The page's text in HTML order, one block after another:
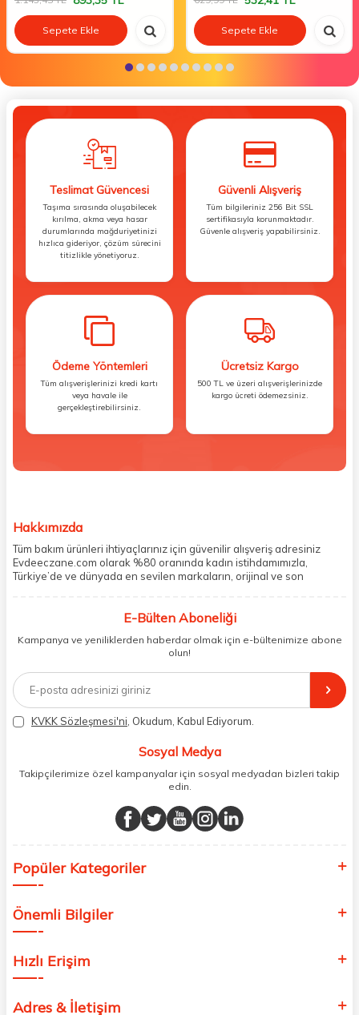
Sepete Ekle Sepete Ekle
Teslimat Güvencesi
Taşıma sırasında oluşabilecek
kırılma, akma veya hasar
durumlarında mağduriyetinizi
hızlıca gideriyor, çözüm sürecini
titizlikle yönetiyoruz.
Güvenli Alışveriş
Tüm bilgileriniz 256 Bit SSL
sertifikasıyla korunmaktadır.
Güvenle alışveriş yapabilirsiniz.
Ödeme Yöntemleri
Tüm alışverişlerinizi kredi kartı
veya havale ile
gerçekleştirebilirsiniz.
Ücretsiz Kargo
500 TL ve üzeri alışverişlerinizde
kargo ücreti ödemezsiniz.
Hakkımızda
Tüm bakım ürünleri ihtiyaçlarınız için güvenilir alışveriş adresiniz
Evdeeczane.com olarak %80 oranında kadın istihdamımızla,
Türkiye’de ve dünyada en sevilen markaların, orijinal ve son
paketliyoruz. Herhangi bir durumdan dolayı olumsuz olarak geri
müşteri temsilcilerimiz aracılığı ile gerekli tüm desteği sağlıyoruz.
2017 yılından bugüne, yüzlerce marka ve binlerce ürün seçeneğini
doğrudan markalardan ya da markaların yetkili Türkiye
distribütörlerinden faturalı olarak tedarik ediyor ve müşterilerimize
aynı şekilde faturalı ve orijinal ambalajlarda gönderim sağlıyoruz.
Paketleme sürecinde geri dönüştürülebilir malzemeler kullanarak
atık oranımızı en aza indiriyor ve daha yaşanabilir bir dünya
E-Bülten Aboneliği
Kampanya ve yeniliklerden haberdar olmak için e-bültenimize abone
olun!
KVKK Sözleşmesi'ni , Okudum, Kabul Ediyorum.
Sosyal Medya
Takipçilerimize özel kampanyalar için sosyal medyadan bizleri takip
edin.
Popüler Kategoriler
Önemli Bilgiler
Hızlı Erişim
Adres & İletişim